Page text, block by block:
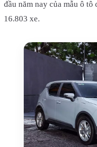
đầu năm nay của mẫu ô
16.803 xe.